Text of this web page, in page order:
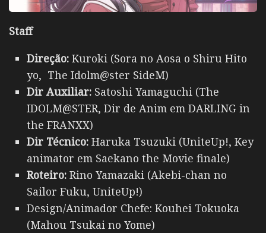
Staff
Direção: Kuroki (Sora no Aosa o Shiru Hito
yo, The Idolm@ster SideM)
Dir Auxiliar: Satoshi Yamaguchi (The
IDOLM@STER, Dir de Anim em DARLING in
the FRANXX)
Dir Técnico: Haruka Tsuzuki (UniteUp!, Key
animator em Saekano the Movie finale)
Roteiro: Rino Yamazaki (Akebi-chan no
Sailor Fuku, UniteUp!)
Design/Animador Chefe: Kouhei Tokuoka
(Mahou Tsukai no Yome)